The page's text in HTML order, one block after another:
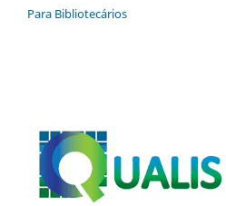
Para Bibliotecários